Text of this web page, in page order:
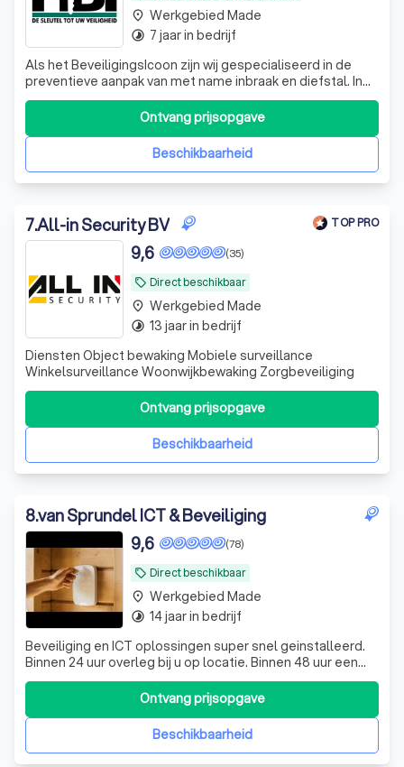
Als het BeveiligingsIcoon zijn wij gespecialiseerd in de
preventieve aanpak van met name inbraak en diefstal. In
de wereld van beveiliging is een grote uiteenloop van
service en kwaliteit. Het Beveiligingsicoon werkt alleen
met apparatuur van uitstekende kwaliteit, zodat u
verzekerd bent van de rustBeschikbaarheid
Ontvang prijsopgave
place Werkgebied Made
timelapse 7 jaar in bedrijf
7.All-in Security BV TOP PRO
local_offer Direct beschikbaar
(35)
9,6
Diensten Object bewaking Mobiele surveillance
Winkelsurveillance Woonwijkbewaking Zorgbeveiliging
Beschikbaarheid
Ontvang prijsopgave
place Werkgebied Made
timelapse 13 jaar in bedrijf
8.van Sprundel ICT & Beveiliging
local_offer Direct beschikbaar
(78)
9,6
Beveiliging en ICT oplossingen super snel geinstalleerd.
Binnen 24 uur overleg bij u op locatie. Binnen 48 uur een
offerte. In 7 dagen starten wij met de installatie. Snel een
BORG certificaat! Exclusieve systemen
Beschikbaarheid
Ontvang prijsopgave
place Werkgebied Made
timelapse 14 jaar in bedrijf